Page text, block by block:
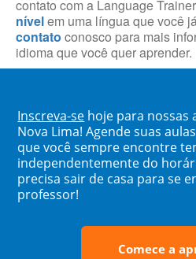
contato com a Language
nívelem uma língua que você
contato conosco para mais
idioma que você quer aprender.
Inscreva-se hoje para nossas
Nova Lima! Agende suas
que você sempre encontre
independentemente do
precisa sair de casa para se
professor!
Comece a